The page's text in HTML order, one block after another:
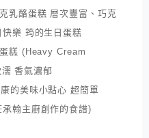
乳酪蛋糕 層次豐富、巧克
樂 筠的生日蛋糕
糕 (Heavy Cream
香氣濃郁
的美味小點心 超簡單
翰主廚創作的食譜)